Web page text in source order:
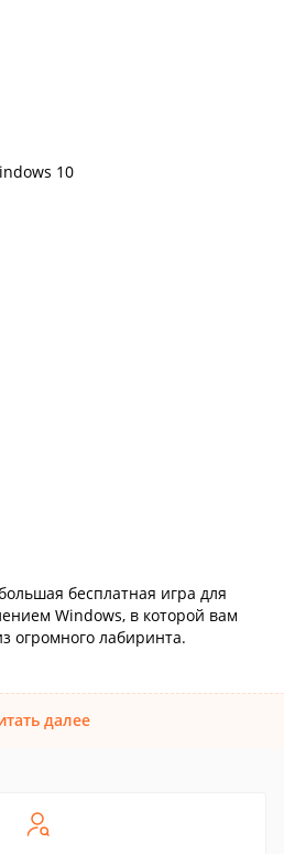
10
бесплатная игра для
Windows, в которой вам
огромного лабиринта.
далее